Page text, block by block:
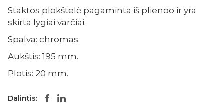
Staktos plokštelė pagaminta iš plienoo ir yra
skirta lygiai varčiai.
Spalva: chromas.
Aukštis: 195 mm.
Plotis: 20 mm.
Dalintis: